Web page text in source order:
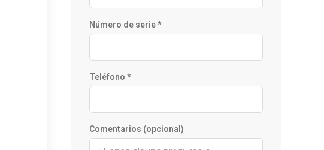
Número de serie *
Teléfono *
Comentarios (opcional)